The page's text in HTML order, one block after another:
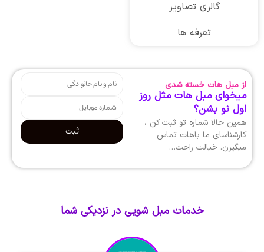
گالری تصاویر
تعرفه ها
از مبل هات خسته شدی
میخوای مبل هات مثل روز
اول نو بشن؟
همین حالا شماره تو ثبت کن ،
کارشناسای ما باهات تماس
میگیرن. خیالت راحت…
ثبت
خدمات مبل شویی در نزدیکی شما